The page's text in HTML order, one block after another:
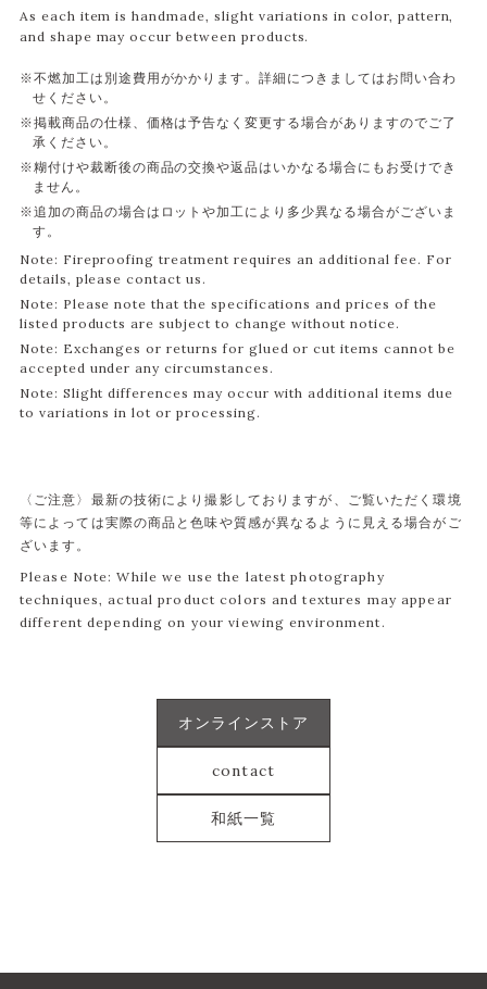
As each item is handmade, slight variations in color, pattern,
and shape may occur between products.
※不燃加工は別途費用がかかります。詳細につきましてはお問い合わ
せください。
※掲載商品の仕様、価格は予告なく変更する場合がありますのでご了
承ください。
※糊付けや裁断後の商品の交換や返品はいかなる場合にもお受けでき
ません。
※追加の商品の場合はロットや加工により多少異なる場合がございま
す。
Note: Fireproofing treatment requires an additional fee. For
details, please contact us.
Note: Please note that the specifications and prices of the
listed products are subject to change without notice.
Note: Exchanges or returns for glued or cut items cannot be
accepted under any circumstances.
Note: Slight differences may occur with additional items due
to variations in lot or processing.
〈ご注意〉最新の技術により撮影しておりますが、ご覧いただく環境
等によっては実際の商品と色味や質感が異なるように見える場合がご
ざいます。
Please Note: While we use the latest photography
techniques, actual product colors and textures may appear
different depending on your viewing environment.
和紙一覧
オンラインストア
contact